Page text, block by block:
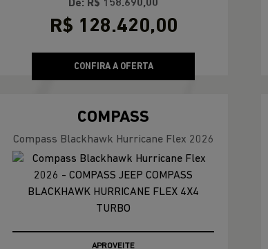
COMPASS
Compass Sport T270 2026